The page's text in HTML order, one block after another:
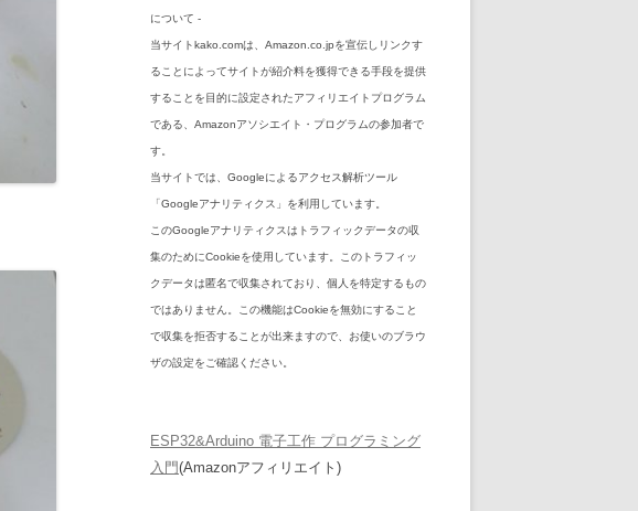
について -
当サイトkako.comは、Amazon.co.jpを宣伝しリンクす
ることによってサイトが紹介料を獲得できる手段を提供
することを目的に設定されたアフィリエイトプログラム
である、Amazonアソシエイト・プログラムの参加者で
す。
当サイトでは、Googleによるアクセス解析ツール
「Googleアナリティクス」を利用しています。
このGoogleアナリティクスはトラフィックデータの収
集のためにCookieを使用しています。このトラフィッ
クデータは匿名で収集されており、個人を特定するもの
ではありません。この機能はCookieを無効にすること
で収集を拒否することが出来ますので、お使いのブラウ
ザの設定をご確認ください。
ESP32&Arduino 電子工作 プログラミング
入門(Amazonアフィリエイト)